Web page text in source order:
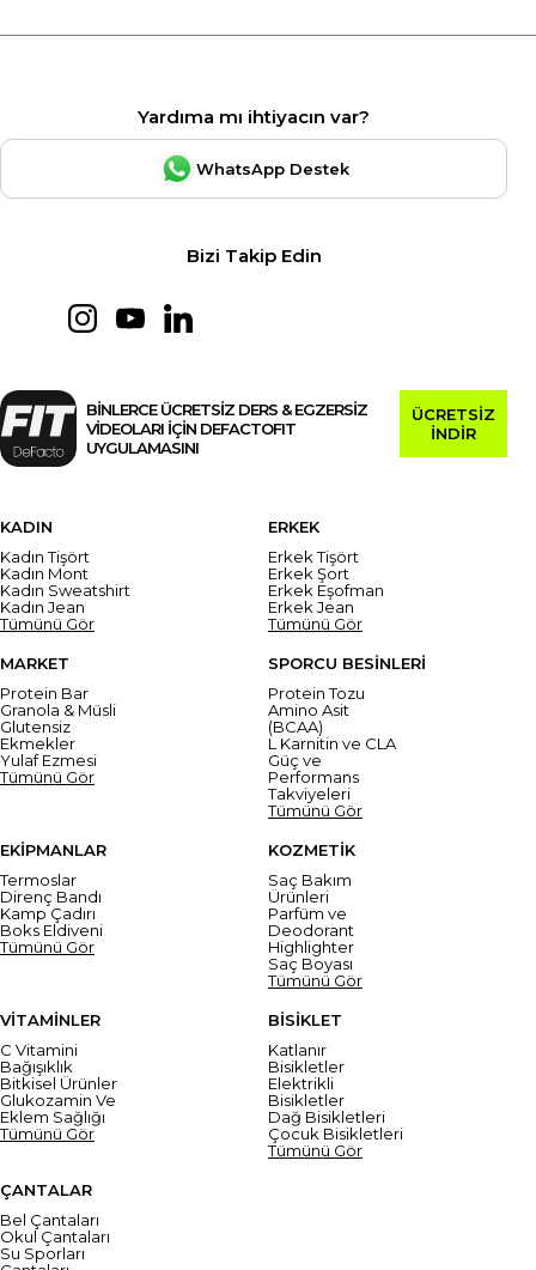
Yardıma mı ihtiyacın var?
WhatsApp Destek
Bizi Takip Edin
BİNLERCE ÜCRETSİZ DERS & EGZERSİZ
VİDEOLARI İÇİN DEFACTOFIT
UYGULAMASINI
ÜCRETSİZ
İNDİR
KADIN
Kadın Tişört
Kadın Mont
Kadın Sweatshirt
Kadın Jean
Tümünü Gör
ERKEK
Erkek Tişört
Erkek Şort
Erkek Eşofman
Erkek Jean
Tümünü Gör
MARKET
Protein Bar
Granola & Müsli
Glutensiz
Ekmekler
Yulaf Ezmesi
Tümünü Gör
SPORCU BESİNLERİ
Protein Tozu
Amino Asit
(BCAA)
L Karnitin ve CLA
Güç ve
Performans
Takviyeleri
Tümünü Gör
EKİPMANLAR
Termoslar
Direnç Bandı
Kamp Çadırı
Boks Eldiveni
Tümünü Gör
KOZMETİK
Saç Bakım
Ürünleri
Parfüm ve
Deodorant
Highlighter
Saç Boyası
Tümünü Gör
VİTAMİNLER
C Vitamini
Bağışıklık
Bitkisel Ürünler
Glukozamin Ve
Eklem Sağlığı
Tümünü Gör
BİSİKLET
Katlanır
Bisikletler
Elektrikli
Bisikletler
Dağ Bisikletleri
Çocuk Bisikletleri
Tümünü Gör
ÇANTALAR
Bel Çantaları
Okul Çantaları
Su Sporları